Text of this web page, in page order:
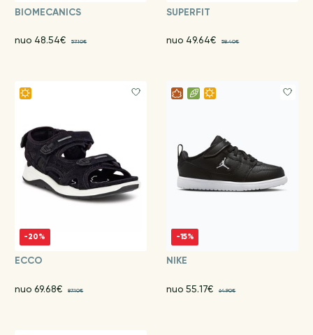
BIOMECANICS
nuo 48.54€ 57.10€
SUPERFIT
nuo 49.64€ 58.40€
-20%
ECCO
nuo 69.68€ 87.10€
-15%
NIKE
nuo 55.17€ 64.90€